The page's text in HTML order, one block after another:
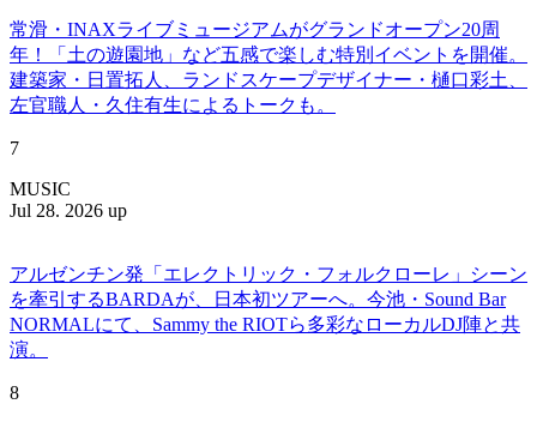
常滑・INAXライブミュージアムがグランドオープン20周
年！「土の遊園地」など五感で楽しむ特別イベントを開催。
建築家・日置拓人、ランドスケープデザイナー・樋口彩土、
左官職人・久住有生によるトークも。
7
MUSIC
Jul 28. 2026 up
アルゼンチン発「エレクトリック・フォルクローレ」シーン
を牽引するBARDAが、日本初ツアーへ。今池・Sound Bar
NORMALにて、Sammy the RIOTら多彩なローカルDJ陣と共
演。
8